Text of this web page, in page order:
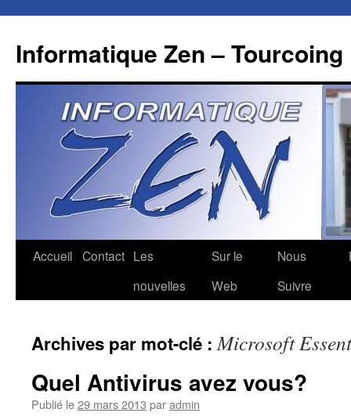
contenu
Informatique Zen – Tourcoing
Accueil Contact Les
nouvelles
Sur le
Web
Nous
Suivre
Archives par mot-clé :Microsoft
Quel Antivirus avez vous?
Publié le29 mars 2013 paradmin